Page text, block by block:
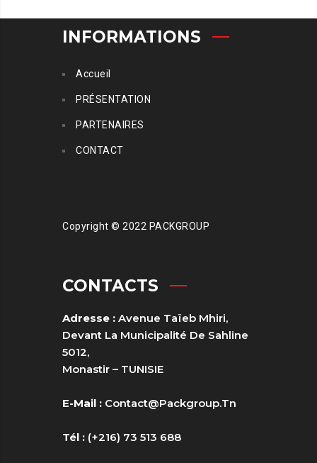
INFORMATIONS
Accueil
PRÉSENTATION
PARTENAIRES
CONTACT
Copyright © 2022 PACKGROUP
CONTACTS
Adresse : Avenue Taïeb Mhiri,
Devant La Municipalité De Sahline
5012,
Monastir – TUNISIE
E-Mail : Contact@packgroup.tn
Tél : (+216) 73 513 688